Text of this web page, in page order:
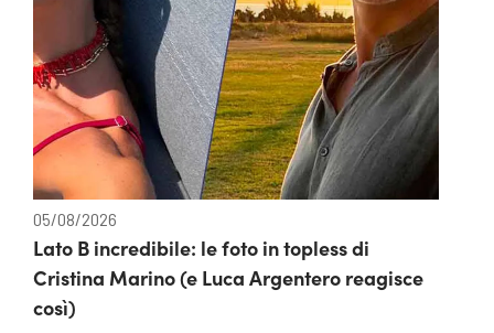
05/08/2026
Lato B incredibile: le foto in topless di
Cristina Marino (e Luca Argentero reagisce
così)